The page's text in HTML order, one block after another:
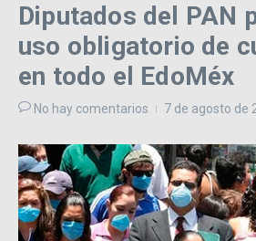
Diputados del PAN
uso obligatorio de
en todo el EdoMéx
No hay comentarios 7 de agosto de